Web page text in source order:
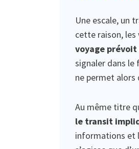
Une escale, un
cette raison, les
voyage
signaler dans le
ne permet alors
Au même titre
le transit
informations et